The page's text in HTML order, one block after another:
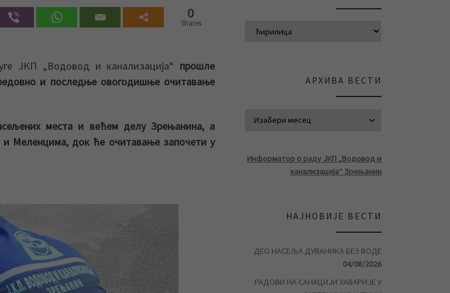
0
Shares
ЈКП „Водовод и канализација“ прошле
и последње овогодишње очитавање
места и већем делу Зрењанина, а
Меленцима, док ће очитавање започети у
АРХИВА ВЕСТИ
Информатор о раду ЈКП „Водовод и
канализација“ Зрењанин
НАЈНОВИЈЕ ВЕСТИ
ДЕО НАСЕЉА ДУВАНИКА БЕЗ ВОДЕ
04/08/2026
РАДОВИ НА САНАЦИЈИ ХАВАРИЈЕ У